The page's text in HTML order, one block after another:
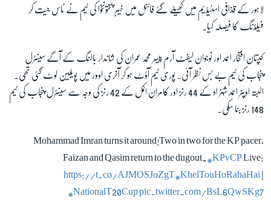
لاہور کے قذافی اسٹیڈیم میں کھیلے گئے فائنل میں خیبر پختونخوا کی ٹیم نے ٹاس جیت کر
فیلڈنگ کا فیصلہ کیا۔
کپتان افتخار احمد اور نوجوان لیفٹ آرم پیسر محمد عمران کی شاندار بالنگ کے آگے سینٹرل
پنجاب کی ٹیم بے بس نظر آئی۔ پوری ٹیم آؤٹ ہو کر آخری اوور میں پویلین لوٹ گئی تھی۔
البتہ اوپنر احمد شہزاد کے 44 رنز اور کامران اکمل کے 42 رنز کی وجہ سے سینٹرل پنجاب کی ٹیم
148 رنز بنا سکی۔
Mohammad Imran turns it around!Two in two for the KP pacer,
Faizan and Qasim return to the dugout.
#KPvCPLive:
https://t.co/AJMOSJoZgT #KhelTouHoRahaHai
#NationalT20Cuppic.twitter.com/BsL6QwSKg7